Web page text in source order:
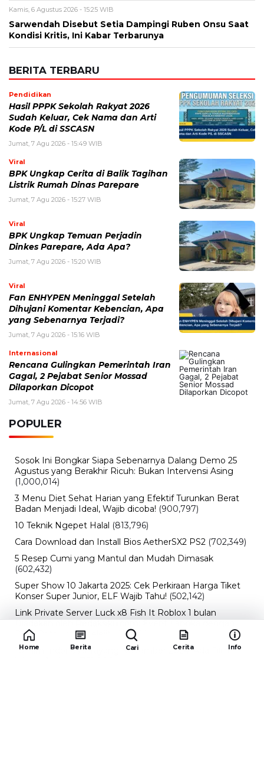
Kamis, 6 Agustus 2026 - 15:25 WIB
Sarwendah Disebut Setia Dampingi Ruben Onsu Saat
Kondisi Kritis, Ini Kabar Terbarunya
BERITA TERBARU
Pendidikan
Hasil PPPK Sekolah Rakyat 2026
Sudah Keluar, Cek Nama dan Arti
Kode P/L di SSCASN
Jumat, 7 Agu 2026 - 15:49 WIB
Viral
BPK Ungkap Cerita di Balik Tagihan
Listrik Rumah Dinas Parepare
Jumat, 7 Agu 2026 - 15:27 WIB
Viral
BPK Ungkap Temuan Perjadin
Dinkes Parepare, Ada Apa?
Jumat, 7 Agu 2026 - 15:20 WIB
Viral
Fan ENHYPEN Meninggal Setelah
Dihujani Komentar Kebencian, Apa
yang Sebenarnya Terjadi?
Jumat, 7 Agu 2026 - 15:16 WIB
Internasional
Rencana Gulingkan Pemerintah Iran
Gagal, 2 Pejabat Senior Mossad
Dilaporkan Dicopot
Jumat, 7 Agu 2026 - 14:56 WIB
POPULER
Sosok Ini Bongkar Siapa Sebenarnya Dalang Demo 25
Agustus yang Berakhir Ricuh: Bukan Intervensi Asing
(1,000,014)
3 Menu Diet Sehat Harian yang Efektif Turunkan Berat
Badan Menjadi Ideal, Wajib dicoba! (900,797)
10 Teknik Ngepet Halal (813,796)
Cara Download dan Install Bios AetherSX2 PS2 (702,349)
5 Resep Cumi yang Mantul dan Mudah Dimasak
(602,432)
Super Show 10 Jakarta 2025: Cek Perkiraan Harga Tiket
Konser Super Junior, ELF Wajib Tahu! (502,142)
Link Private Server Luck x8 Fish It Roblox 1 bulan
Diadakan oleh Redaksiku.com: Event Langka dengan
Drop Rate yang Melejit
(424,816)
10 Film Indonesia Tayang November 2024, Ada Film
Home Berita Cari Cerita Info